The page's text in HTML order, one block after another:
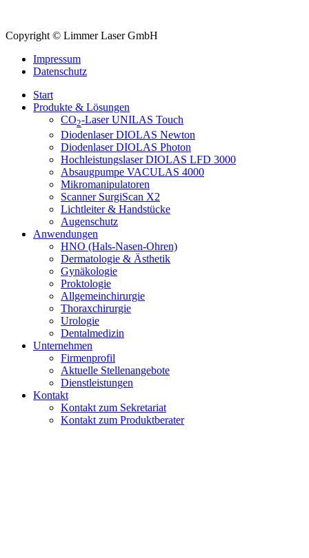
Copyright © Limmer Laser GmbH
Impressum
Datenschutz
Start
Produkte & Lösungen
CO2-Laser UNILAS Touch
Diodenlaser DIOLAS Newton
Diodenlaser DIOLAS Photon
Hochleistungslaser DIOLAS LFD 3000
Absaugpumpe VACULAS 4000
Mikromanipulatoren
Scanner SurgiScan X2
Lichtleiter & Handstücke
Augenschutz
Anwendungen
HNO (Hals-Nasen-Ohren)
Dermatologie & Ästhetik
Gynäkologie
Proktologie
Allgemeinchirurgie
Thoraxchirurgie
Urologie
Dentalmedizin
Unternehmen
Firmenprofil
Aktuelle Stellenangebote
Dienstleistungen
Kontakt
Kontakt zum Sekretariat
Kontakt zum Produktberater